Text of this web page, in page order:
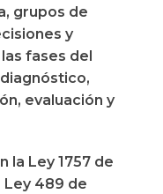
grupos de
y
fases del
evaluación y
la Ley 1757 de
Ley 489 de